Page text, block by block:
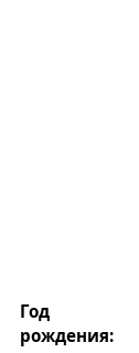
Год
рождения: